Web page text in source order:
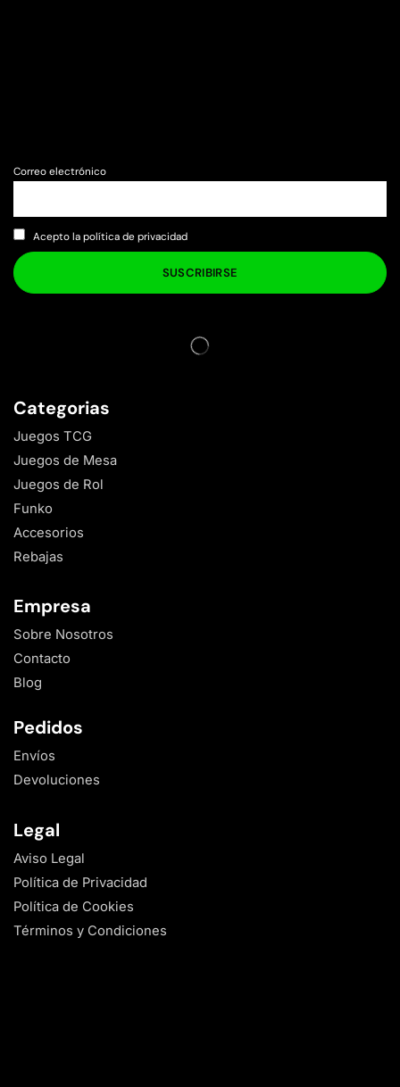
Correo electrónico
Acepto la política de privacidad
Categorias
Juegos TCG
Juegos de Mesa
Juegos de Rol
Funko
Accesorios
Rebajas
Empresa
Sobre Nosotros
Contacto
Blog
Pedidos
Envíos
Devoluciones
Legal
Aviso Legal
Política de Privacidad
Política de Cookies
Términos y Condiciones